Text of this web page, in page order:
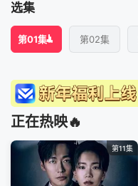
选集
第01集 第02集
正在热映🔥
第11集